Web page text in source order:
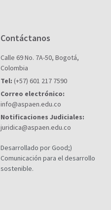
Contáctanos
Calle 69 No. 7A-50, Bogotá,
Colombia
Tel: (+57) 601 217 7590
Correo electrónico:
info@aspaen.edu.co
Notificaciones Judiciales:
juridica@aspaen.edu.co
Desarrollado por Good;)
Comunicación para el desarrollo
sostenible.